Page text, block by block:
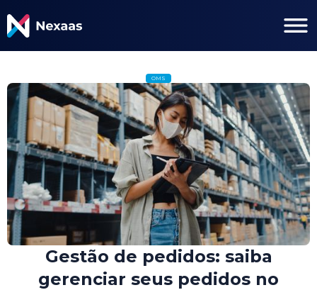
OMS
Gestão de pedidos: saiba
gerenciar seus pedidos no